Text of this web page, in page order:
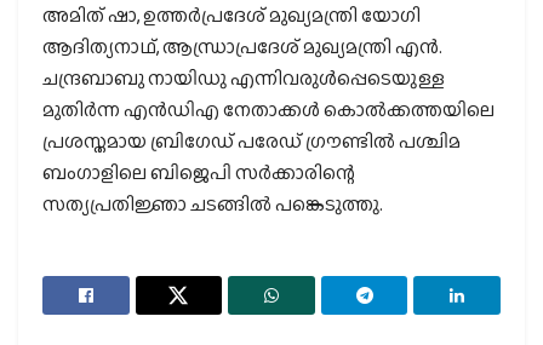
അമിത് ഷാ, ഉത്തർപ്രദേശ് മുഖ്യമന്ത്രി യോഗി
ആദിത്യനാഥ്, ആന്ധ്രാപ്രദേശ് മുഖ്യമന്ത്രി എൻ.
ചന്ദ്രബാബു നായിഡു എന്നിവരുൾപ്പെടെയുള്ള
മുതിർന്ന എൻഡിഎ നേതാക്കൾ കൊൽക്കത്തയിലെ
പ്രശസ്തമായ ബ്രിഗേഡ് പരേഡ് ഗ്രൗണ്ടിൽ പശ്ചിമ
ബംഗാളിലെ ബിജെപി സർക്കാരിന്റെ
സത്യപ്രതിജ്ഞാ ചടങ്ങിൽ പങ്കെടുത്തു.